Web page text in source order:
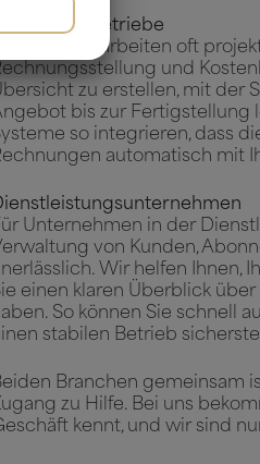
Handwerksbetriebe
Handwerker arbeiten oft
und
zu erstellen, mit der
bis zur Fertigstellung
so integrieren, dass
automatisch mit
Unternehmen in der
von Kunden,
Wir helfen Ihnen,
einen klaren Überblick
So können Sie schnell
stabilen Betrieb
Branchen gemeinsam
zu Hilfe. Bei uns
kennt, und wir sind